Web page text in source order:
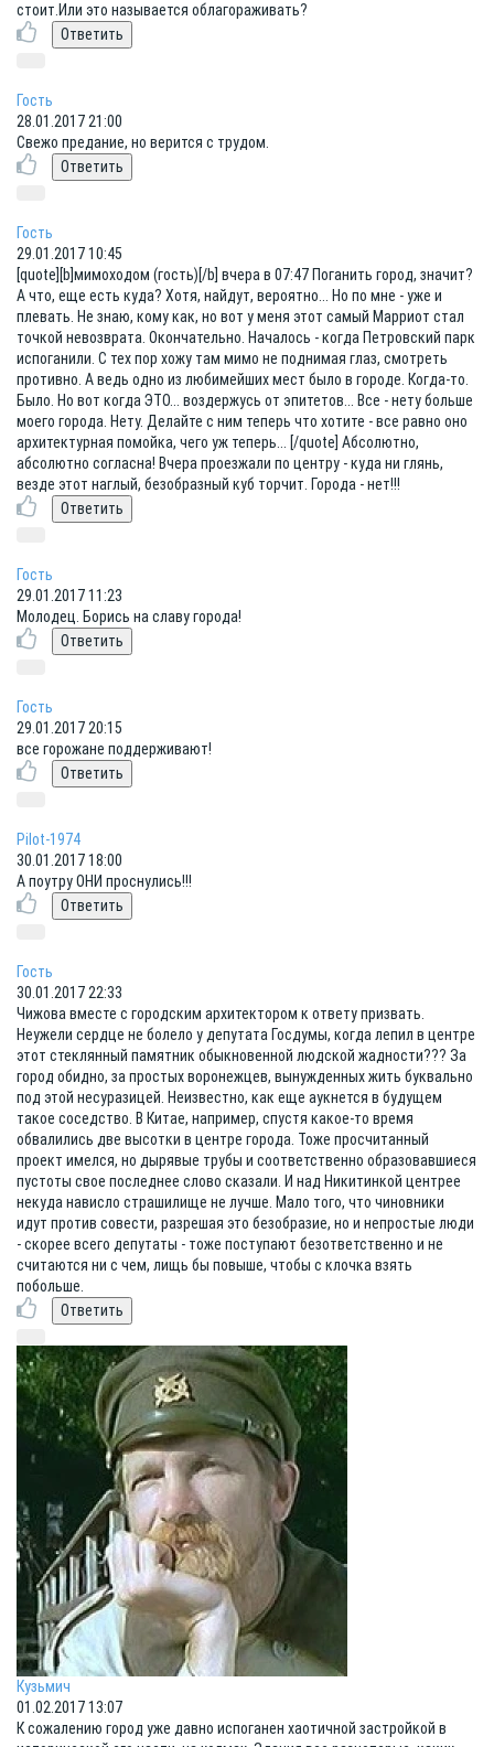
стоит.Или это называется облагораживать?
Гость
28.01.2017 21:00
Свежо предание, но верится с трудом.
Гость
29.01.2017 10:45
[quote][b]мимоходом (гость)[/b] вчера в 07:47 Поганить город, значит?
А что, еще есть куда? Хотя, найдут, вероятно... Но по мне - уже и
плевать. Не знаю, кому как, но вот у меня этот самый Марриот стал
точкой невозврата. Окончательно. Началось - когда Петровский парк
испоганили. С тех пор хожу там мимо не поднимая глаз, смотреть
противно. А ведь одно из любимейших мест было в городе. Когда-то.
Было. Но вот когда ЭТО... воздержусь от эпитетов... Все - нету больше
моего города. Нету. Делайте с ним теперь что хотите - все равно оно
архитектурная помойка, чего уж теперь... [/quote] Абсолютно,
абсолютно согласна! Вчера проезжали по центру - куда ни глянь,
везде этот наглый, безобразный куб торчит. Города - нет!!!
Гость
29.01.2017 11:23
Молодец. Борись на славу города!
Гость
29.01.2017 20:15
все горожане поддерживают!
Pilot-1974
30.01.2017 18:00
А поутру ОНИ проснулись!!!
Гость
30.01.2017 22:33
Чижова вместе с городским архитектором к ответу призвать.
Неужели сердце не болело у депутата Госдумы, когда лепил в центре
этот стеклянный памятник обыкновенной людской жадности??? За
город обидно, за простых воронежцев, вынужденных жить буквально
под этой несуразицей. Неизвестно, как еще аукнется в будущем
такое соседство. В Китае, например, спустя какое-то время
обвалились две высотки в центре города. Тоже просчитанный
проект имелся, но дырявые трубы и соответственно образовавшиеся
пустоты свое последнее слово сказали. И над Никитинкой центрее
некуда нависло страшилище не лучше. Мало того, что чиновники
идут против совести, разрешая это безобразие, но и непростые люди
- скорее всего депутаты - тоже поступают безответственно и не
считаются ни с чем, лищь бы повыше, чтобы с клочка взять
побольше.
Кузьмич
01.02.2017 13:07
К сожалению город уже давно испоганен хаотичной застройкой в